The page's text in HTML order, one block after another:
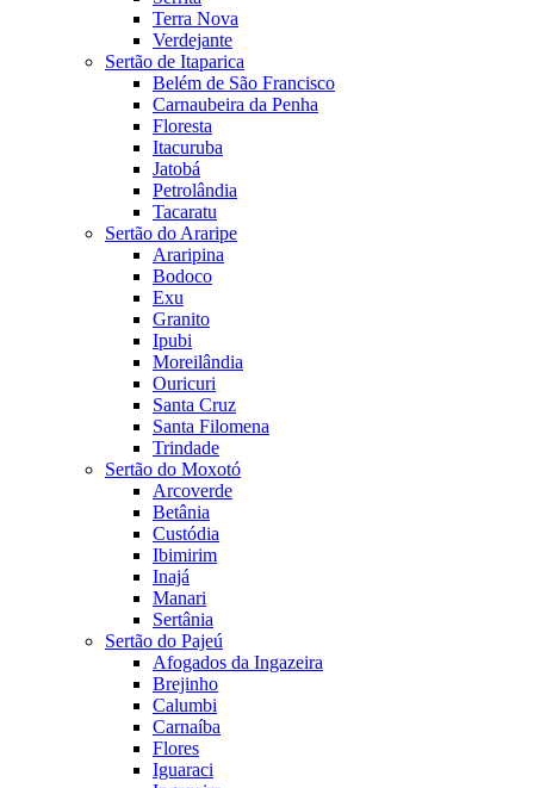
Terra Nova
Verdejante
Sertão de Itaparica
Belém de São Francisco
Carnaubeira da Penha
Floresta
Itacuruba
Jatobá
Petrolândia
Tacaratu
Sertão do Araripe
Araripina
Bodoco
Exu
Granito
Ipubi
Moreilândia
Ouricuri
Santa Cruz
Santa Filomena
Trindade
Sertão do Moxotó
Arcoverde
Betânia
Custódia
Ibimirim
Inajá
Manari
Sertânia
Sertão do Pajeú
Afogados da Ingazeira
Brejinho
Calumbi
Carnaíba
Flores
Iguaraci